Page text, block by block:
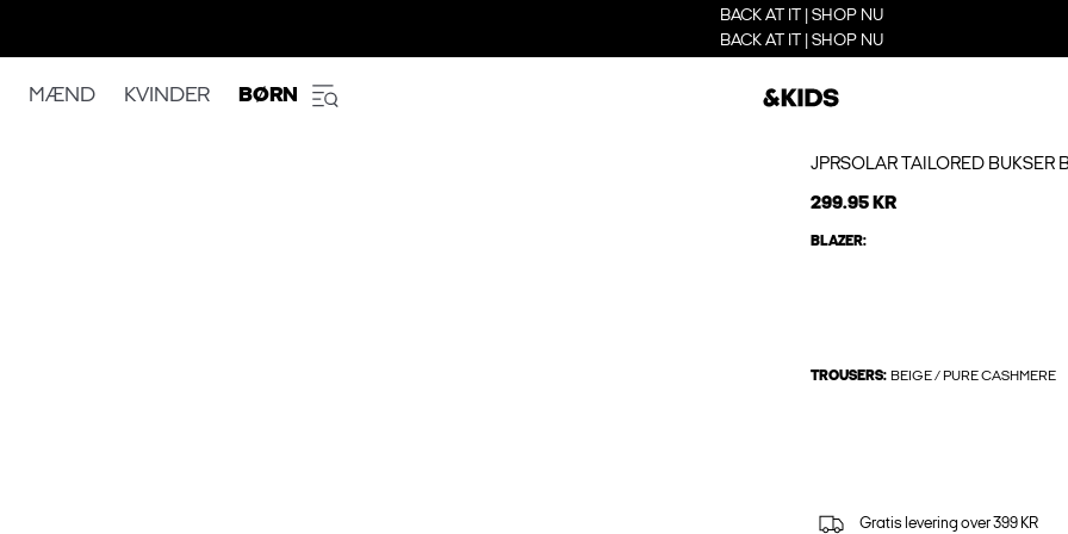
BACK AT IT | SHOP NU
BACK AT IT | SHOP NU
MÆND KVINDER BØRN
JPRSOLAR TAILORED BUKSER
299.95 KR
BLAZER:
TROUSERS: BEIGE / PURE CASHMERE
Gratis levering over 399 KR